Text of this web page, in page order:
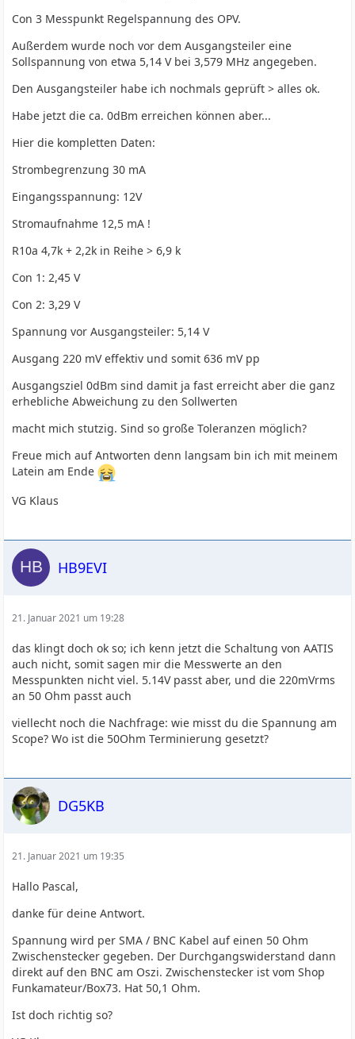
Con 3 Messpunkt Regelspannung des OPV.
Außerdem wurde noch vor dem Ausgangsteiler eine
Sollspannung von etwa 5,14 V bei 3,579 MHz angegeben.
Den Ausgangsteiler habe ich nochmals geprüft > alles ok.
Habe jetzt die ca. 0dBm erreichen können aber...
Hier die kompletten Daten:
Strombegrenzung 30 mA
Eingangsspannung: 12V
Stromaufnahme 12,5 mA !
R10a 4,7k + 2,2k in Reihe > 6,9 k
Con 1: 2,45 V
Con 2: 3,29 V
Spannung vor Ausgangsteiler: 5,14 V
Ausgang 220 mV effektiv und somit 636 mV pp
Ausgangsziel 0dBm sind damit ja fast erreicht aber die ganz
erhebliche Abweichung zu den Sollwerten
macht mich stutzig. Sind so große Toleranzen möglich?
Freue mich auf Antworten denn langsam bin ich mit meinem
Latein am Ende
VG Klaus
HB9EVI
21. Januar 2021 um 19:28
das klingt doch ok so; ich kenn jetzt die Schaltung von AATIS
auch nicht, somit sagen mir die Messwerte an den
Messpunkten nicht viel. 5.14V passt aber, und die 220mVrms
an 50 Ohm passt auch
viellecht noch die Nachfrage: wie misst du die Spannung am
Scope? Wo ist die 50Ohm Terminierung gesetzt?
DG5KB
21. Januar 2021 um 19:35
Hallo Pascal,
danke für deine Antwort.
Spannung wird per SMA / BNC Kabel auf einen 50 Ohm
Zwischenstecker gegeben. Der Durchgangswiderstand dann
direkt auf den BNC am Oszi. Zwischenstecker ist vom Shop
Funkamateur/Box73. Hat 50,1 Ohm.
Ist doch richtig so?